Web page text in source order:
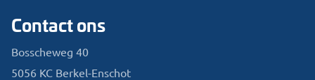
Contact ons
Bosscheweg 40
5056 KC Berkel-Enschot